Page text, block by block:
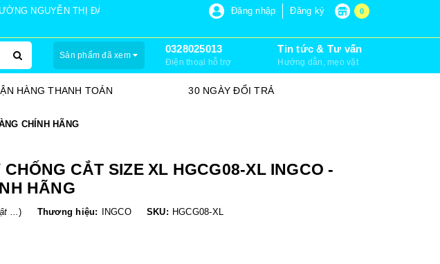
NGUYỄN THỊ ĐÀNH, ẤP 6, XUÂN THỚI SƠN, HÓC MÔN)
0
Đăng nhập Đăng ký
Sản phẩm đã xem
0328025013
Điện thoại hỗ trợ
Tin tức & Tư vấn
Hướng dẫn, mẹo vặt
HÀNG THANH TOÁN 30 NGÀY ĐỔI TRẢ
CHÍNH HÃNG
CHỐNG CẮT SIZE XL HGCG08-XL INGCO -
HÃNG
...) Thương hiệu: INGCO SKU: HGCG08-XL